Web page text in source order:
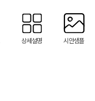
상세설명 시안샘플